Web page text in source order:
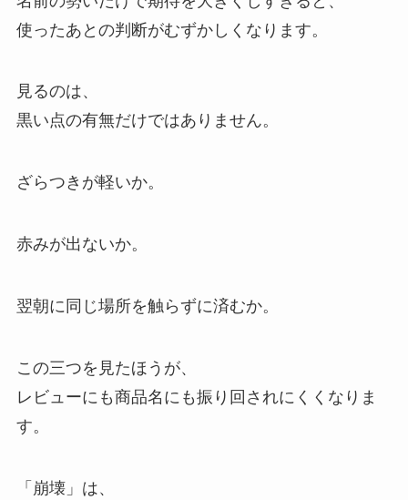
使ったあとの判断がむずかしくなります。
見るのは、
黒い点の有無だけではありません。
ざらつきが軽いか。
赤みが出ないか。
翌朝に同じ場所を触らずに済むか。
この三つを見たほうが、
レビューにも商品名にも振り回されにくくなりま
す。
「崩壊」は、